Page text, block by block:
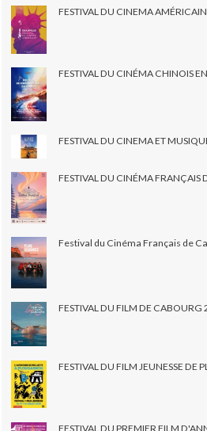
FESTIVAL DU CINEMA
FESTIVAL DU CINÉMA CHINOIS
FESTIVAL DU CINEMA ET
FESTIVAL DU CINÉMA FRANÇAIS
Festival du Cinéma Français de
FESTIVAL DU FILM DE CABOURG
FESTIVAL DU FILM JEUNESSE DE
FESTIVAL DU PREMIER FILM